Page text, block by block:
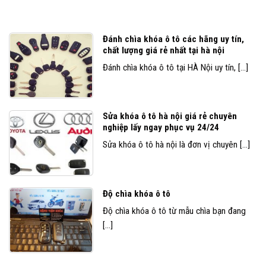
Đánh chìa khóa ô tô các hãng uy tín,
chất lượng giá rẻ nhất tại hà nội
Đánh chìa khóa ô tô tại HÀ Nội uy tín, [...]
Sửa khóa ô tô hà nội giá rẻ chuyên
nghiệp lấy ngay phục vụ 24/24
Sửa khóa ô tô hà nội là đơn vị chuyên [...]
Độ chìa khóa ô tô
Độ chìa khóa ô tô từ mẫu chìa bạn đang
[...]